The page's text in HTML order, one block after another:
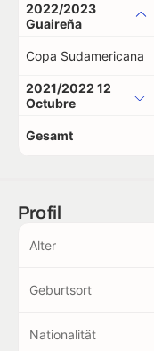
2022/2023
Guaireña
Copa Sudamericana
2021/2022 12
Octubre
Gesamt
Profil
Alter
Geburtsort
Nationalität